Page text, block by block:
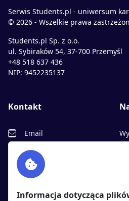
Serwis Students.pl - uniwersum
© 2026 - Wszelkie prawa
Students.pl Sp. z o.o.
ul. Sybiraków 54, 37-700 Przemyśl
+48 518 637 436
NIP: 9452235137
Kontakt
Email
Facebook
Twitter
Informacja dotycząca